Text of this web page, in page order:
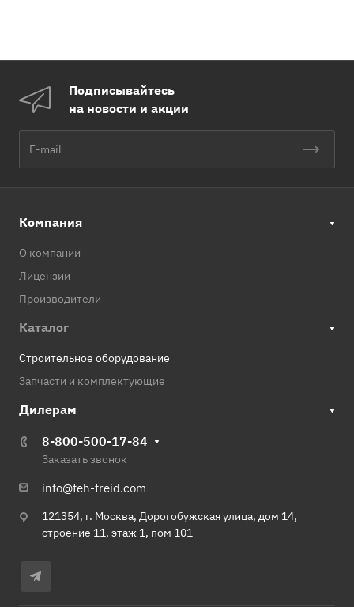
Подписывайтесь
на новости и акции
Компания
О компании
Лицензии
Производители
Каталог
Строительное оборудование
Запчасти и комплектующие
Дилерам
8-800-500-17-84
Заказать звонок
info@teh-treid.com
121354, г. Москва, Дорогобужская улица, дом 14,
строение 11, этаж 1, пом 101